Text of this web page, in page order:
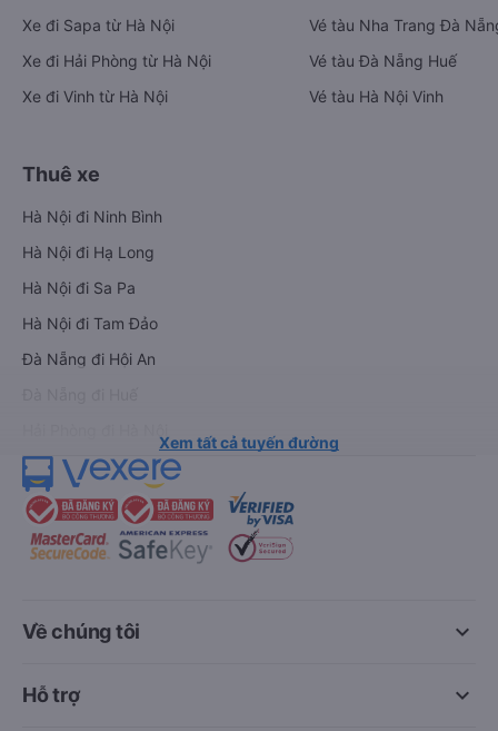
Xe đi Sapa từ Hà Nội
Xe đi Hải Phòng từ Hà Nội
Xe đi Vinh từ Hà Nội
Vé tàu Nha Trang Đà
Vé tàu Đà Nẵng Huế
Vé tàu Hà Nội Vinh
Thuê xe
Hà Nội đi Ninh Bình
Hà Nội đi Hạ Long
Hà Nội đi Sa Pa
Hà Nội đi Tam Đảo
Đà Nẵng đi Hội An
Xem tất cả tuyến đường
keyboard_arrow_down
Về chúng tôi
keyboard_arrow_down
Hỗ trợ